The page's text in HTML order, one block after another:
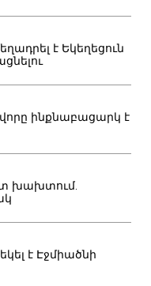
է Եկեղեցուն
ինքնաբացարկ է
խախտում.
է Էջմիածնի
դիմել է